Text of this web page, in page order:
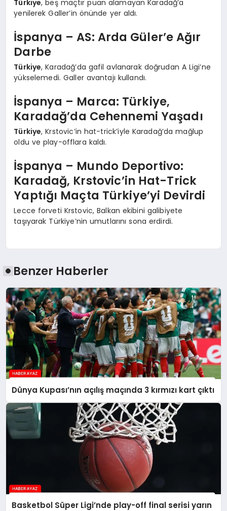
Türkiye, beş maçtır puan alamayan Karadağ’a
yenilerek Galler’in önünde yer aldı.
İspanya – AS: Arda Güler’e Ağır
Darbe
Türkiye, Karadağ’da gafil avlanarak doğrudan A Ligi’ne
yükselemedi. Galler avantajı kullandı.
İspanya – Marca: Türkiye,
Karadağ’da Cehennemi Yaşadı
Türkiye, Krstovic’in hat-trick’iyle Karadağ’da mağlup
oldu ve play-offlara kaldı.
İspanya – Mundo Deportivo:
Karadağ, Krstovic’in Hat-Trick
Yaptığı Maçta Türkiye’yi Devirdi
Lecce forveti Krstovic, Balkan ekibini galibiyete
taşıyarak Türkiye’nin umutlarını sona erdirdi.
Benzer Haberler
Dünya Kupası’nın açılış maçında 3 kırmızı kart çıktı
Basketbol Süper Ligi’nde play-off final serisi yarın